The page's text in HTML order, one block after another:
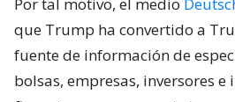
que Trump ha convertido a
fuente de información de
bolsas, empresas, inversores e